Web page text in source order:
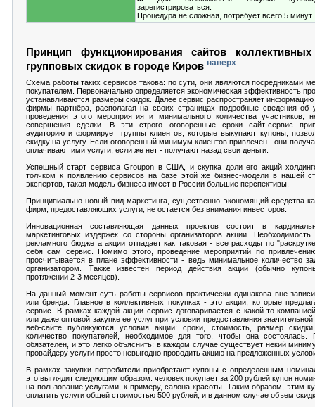
зарегистрироваться.
Процедура не сложная, потребует всего 5 минут.
Принцип функционирования сайтов
групповых скидок в городе Киров наверх
Схема работы таких сервисов такова: по сути, они являются посредниками
покупателем. Первоначально определяется экономическая эффективность
устанавливаются размеры скидок. Далее сервис распространяет
фирмы партнёра, располагая на своих страницах подробные сведения об
проведения этого мероприятия и минимального количества участников,
совершения сделки. В эти строго оговоренные сроки сайт-сервис
аудиторию и формирует группы клиентов, которые выкупают купоны,
скидку на услугу. Если оговоренный минимум клиентов привлечён - они
оплачивают ими услуги, если же нет - получают назад свои деньги.
Успешный старт сервиса Groupon в США, и скупка доли его акций
толчком к появлению сервисов на базе этой же бизнес-модели в нашей
экспертов, такая модель бизнеса имеет в России большие перспективы.
Принципиально новый вид маркетинга, существенно экономящий средства
фирм, предоставляющих услуги, не остается без внимания инвесторов.
Инновационная составляющая данных проектов состоит в
маркетинговых издержек со стороны организаторов акции.
рекламного бюджета акции отпадает как таковая - все расходы по
себя сам сервис. Помимо этого, проведение мероприятий по
просчитывается в плане эффективности - ведь минимальное количество
организатором. Также известен период действия акции (обычно
протяжении 2-3 месяцев).
На данный момент суть работы сервисов практически одинакова вне
или бренда. Главное в коллективных покупках - это акции, которые
сервис. В рамках каждой акции сервис договаривается с какой-то
или даже оптовой закупке ее услуг при условии предоставления
веб-сайте публикуются условия акции: сроки, стоимость, размер
количество покупателей, необходимое для того, чтобы она состоялась.
обязателен, и это легко объяснить: в каждом случае существует некий
провайдеру услуги просто невыгодно проводить акцию на предложенных
В рамках закупки потребители приобретают купоны с определенным
это выглядит следующим образом: человек покупает за 200 рублей купон
на пользование услугами, к примеру, салона красоты. Таким образом, этим
оплатить услуги общей стоимостью 500 рублей, и в данном случае объем